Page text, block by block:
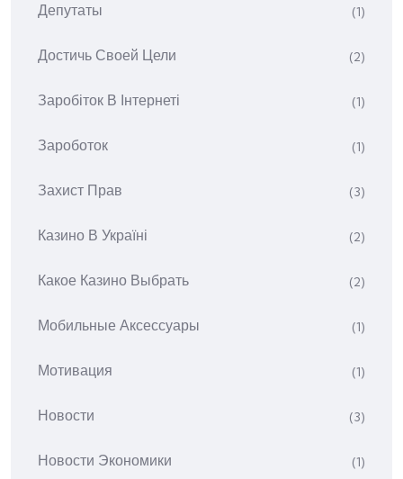
Депутаты (1)
Достичь Своей Цели (2)
Заробіток В Інтернеті (1)
Зароботок (1)
Захист Прав (3)
Казино В Україні (2)
Какое Казино Выбрать (2)
Мобильные Аксессуары (1)
Мотивация (1)
Новости (3)
Новости Экономики (1)